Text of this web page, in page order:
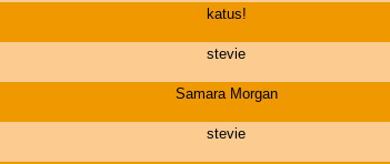
katus!
stevie
Samara Morgan
stevie